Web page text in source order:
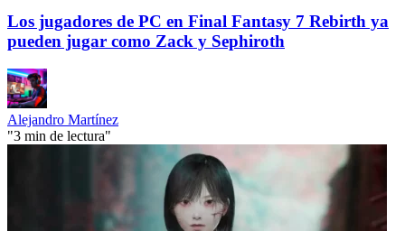
Los jugadores de PC en Final Fantasy 7 Rebirth ya
pueden jugar como Zack y Sephiroth
Alejandro Martínez
"3 min de lectura"